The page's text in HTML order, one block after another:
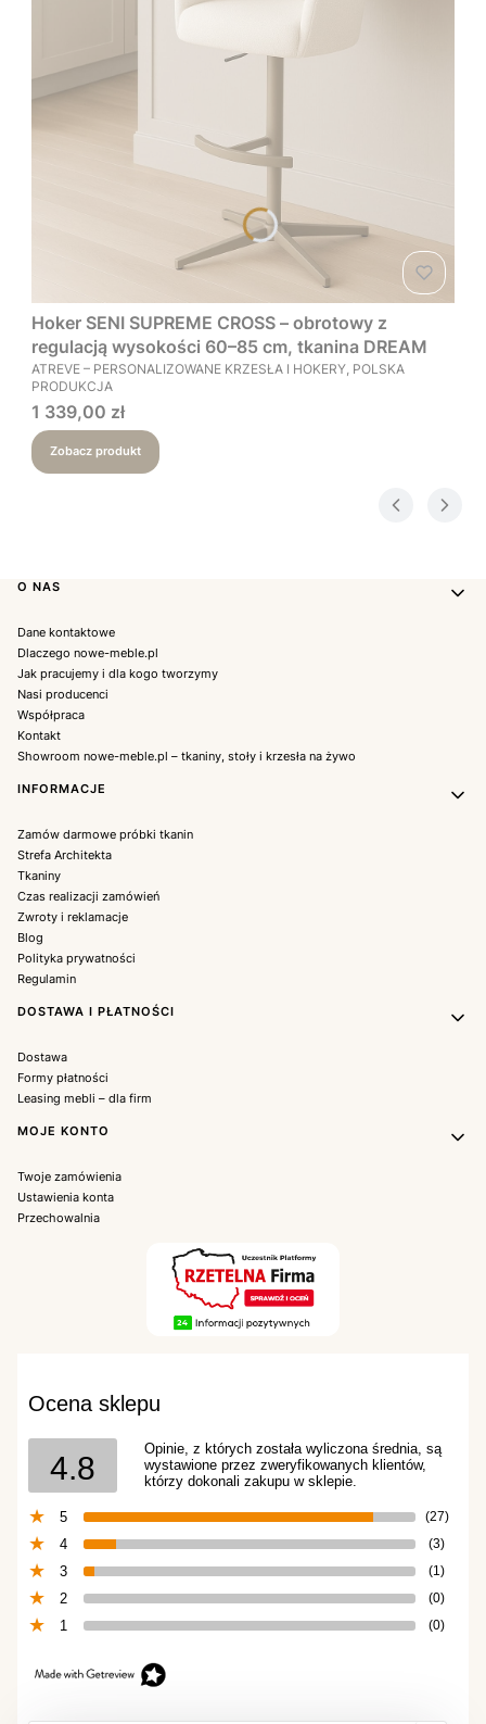
Hoker SENI SUPREME CROSS – obrotowy z
regulacją wysokości 60–85 cm, tkanina DREAM
PRODUCENT
ATREVE – PERSONALIZOWANE KRZESŁA I HOKERY, POLSKA
PRODUKCJA
Cena
1 339,00 zł
Zobacz produkt
Linki w stopce
O NAS
Dane kontaktowe
Dlaczego nowe-meble.pl
Jak pracujemy i dla kogo tworzymy
Nasi producenci
Współpraca
Kontakt
Showroom nowe-meble.pl – tkaniny, stoły i krzesła na żywo
INFORMACJE
Zamów darmowe próbki tkanin
Strefa Architekta
Tkaniny
Czas realizacji zamówień
Zwroty i reklamacje
Blog
Polityka prywatności
Regulamin
DOSTAWA I PŁATNOŚCI
Dostawa
Formy płatności
Leasing mebli – dla firm
MOJE KONTO
Twoje zamówienia
Ustawienia konta
Przechowalnia
Ocena sklepu
4.8
Opinie, z których została wyliczona średnia, są
wystawione przez zweryfikowanych klientów,
którzy dokonali zakupu w sklepie.
5 (27)
4 (3)
3 (1)
2 (0)
1 (0)